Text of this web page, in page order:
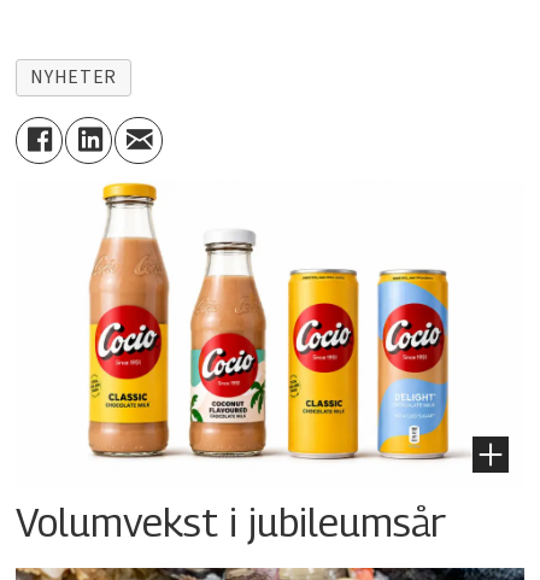
NYHETER
Volumvekst i jubileumsår